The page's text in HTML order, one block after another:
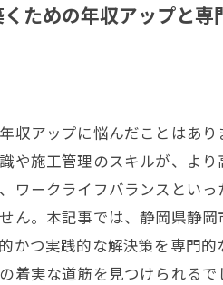
ための年収アップと専
収アップに悩んだことはあ
や施工管理のスキルが、よ
ワークライフバランスとい
ん。本記事では、静岡県静
かつ実践的な解決策を専門
実な道筋を見つけられるで